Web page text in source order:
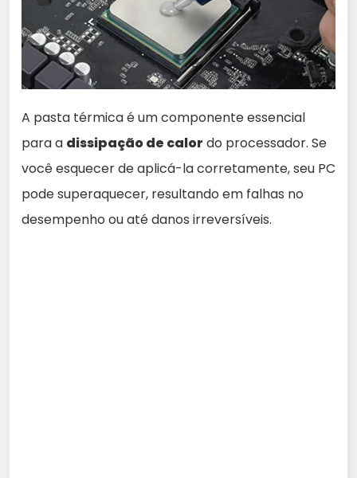
A pasta térmica é um componente essencial
para a dissipação de calor do processador. Se
você esquecer de aplicá-la corretamente, seu PC
pode superaquecer, resultando em falhas no
desempenho ou até danos irreversíveis.